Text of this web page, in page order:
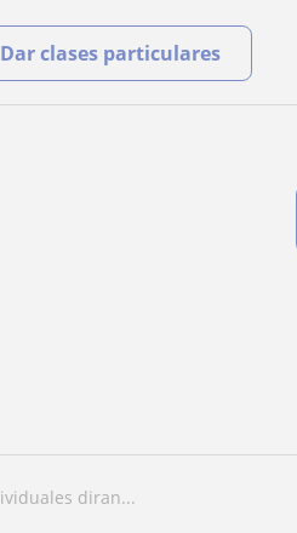
Dar clases particulares
diran...